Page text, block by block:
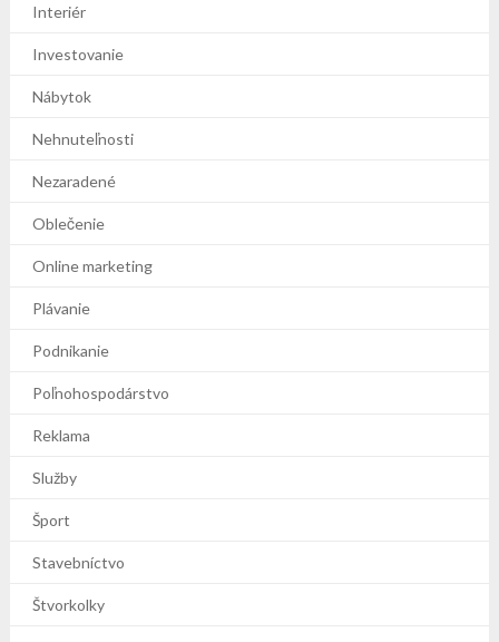
Interiér
Investovanie
Nábytok
Nehnuteľnosti
Nezaradené
Oblečenie
Online marketing
Plávanie
Podnikanie
Poľnohospodárstvo
Reklama
Služby
Šport
Stavebníctvo
Štvorkolky